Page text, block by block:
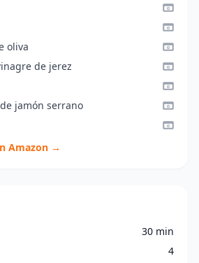
oliva
de jerez
jamón serrano
Amazon →
30 min
4